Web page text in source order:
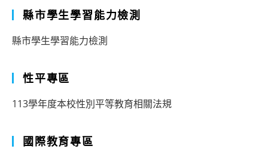
縣市學生學習能力檢測
縣市學生學習能力檢測
性平專區
113學年度本校性別平等教育相關法規
國際教育專區